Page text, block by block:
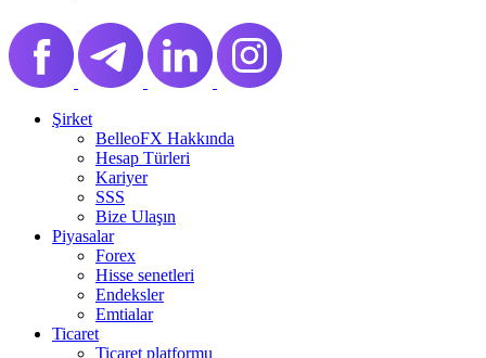
Şirket
BelleoFX Hakkında
Hesap Türleri
Kariyer
SSS
Bize Ulaşın
Piyasalar
Forex
Hisse senetleri
Endeksler
Emtialar
Ticaret
Ticaret platformu